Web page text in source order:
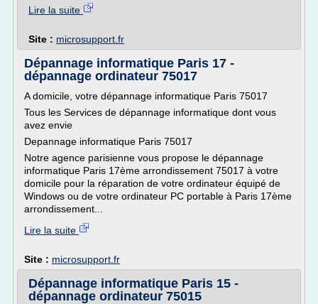
Lire la suite
Site : microsupport.fr
Dépannage informatique Paris 17 -
dépannage ordinateur 75017
A domicile, votre dépannage informatique Paris 75017
Tous les Services de dépannage informatique dont vous
avez envie
Depannage informatique Paris 75017
Notre agence parisienne vous propose le dépannage
informatique Paris 17ème arrondissement 75017 à votre
domicile pour la réparation de votre ordinateur équipé de
Windows ou de votre ordinateur PC portable à Paris 17ème
arrondissement...
Lire la suite
Site : microsupport.fr
Dépannage informatique Paris 15 -
dépannage ordinateur 75015